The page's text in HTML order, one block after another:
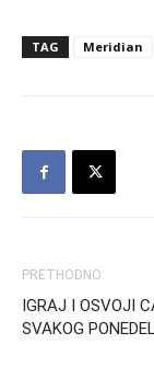
TAG Meridian
PRETHODNO
IGRAJ I OSVOJI
SVAKOG